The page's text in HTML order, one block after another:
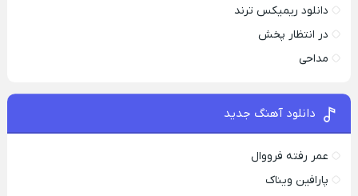
دانلود ریمیکس ترند
در انتظار پخش
مداحی
دانلود آهنگ جدید
عمر رفته فرووال
پارافين ویناک